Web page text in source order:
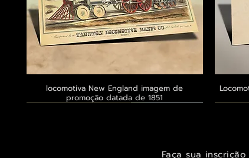
Visualização rápida
locomotiva New England imagem de
promoção datada de 1851
Faça sua